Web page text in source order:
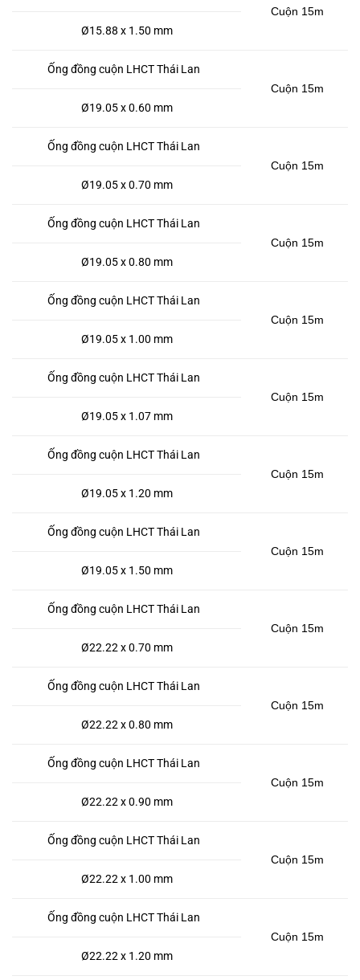
Cuộn 15m
Ø15.88 x 1.50 mm
Ống đồng cuộn LHCT Thái Lan
Cuộn 15m
Ø19.05 x 0.60 mm
Ống đồng cuộn LHCT Thái Lan
Cuộn 15m
Ø19.05 x 0.70 mm
Ống đồng cuộn LHCT Thái Lan
Cuộn 15m
Ø19.05 x 0.80 mm
Ống đồng cuộn LHCT Thái Lan
Cuộn 15m
Ø19.05 x 1.00 mm
Ống đồng cuộn LHCT Thái Lan
Cuộn 15m
Ø19.05 x 1.07 mm
Ống đồng cuộn LHCT Thái Lan
Cuộn 15m
Ø19.05 x 1.20 mm
Ống đồng cuộn LHCT Thái Lan
Cuộn 15m
Ø19.05 x 1.50 mm
Ống đồng cuộn LHCT Thái Lan
Cuộn 15m
Ø22.22 x 0.70 mm
Ống đồng cuộn LHCT Thái Lan
Cuộn 15m
Ø22.22 x 0.80 mm
Ống đồng cuộn LHCT Thái Lan
Cuộn 15m
Ø22.22 x 0.90 mm
Ống đồng cuộn LHCT Thái Lan
Cuộn 15m
Ø22.22 x 1.00 mm
Ống đồng cuộn LHCT Thái Lan
Cuộn 15m
Ø22.22 x 1.20 mm